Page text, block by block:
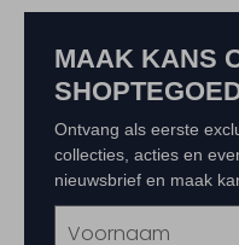
MAAK KANS
Ontvang als eerste
collecties, acties en
nieuwsbrief en maak